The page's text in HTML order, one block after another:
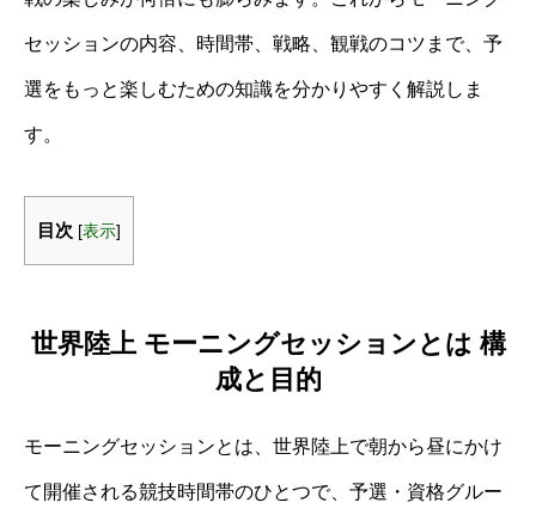
セッションの内容、時間帯、戦略、観戦のコツまで、予
選をもっと楽しむための知識を分かりやすく解説しま
す。
目次 [表示]
世界陸上 モーニングセッションとは 構
成と目的
モーニングセッションとは、世界陸上で朝から昼にかけ
て開催される競技時間帯のひとつで、予選・資格グルー